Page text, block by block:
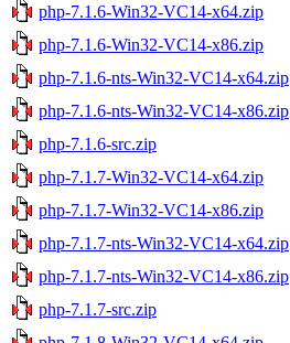
php-7.1.6-Win32-VC14-x64.zip
php-7.1.6-Win32-VC14-x86.zip
php-7.1.6-nts-Win32-VC14-x64.zip
php-7.1.6-nts-Win32-VC14-x86.zip
php-7.1.6-src.zip
php-7.1.7-Win32-VC14-x64.zip
php-7.1.7-Win32-VC14-x86.zip
php-7.1.7-nts-Win32-VC14-x64.zip
php-7.1.7-nts-Win32-VC14-x86.zip
php-7.1.7-src.zip